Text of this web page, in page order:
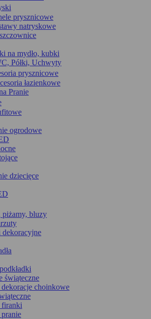
prysznicowe
natryskowe
na mydło, kubki
Półki, Uchwyty
prysznicowe
łazienkowe
Pranie
ogrodowe
dziecięce
piżamy, bluzy
dekoracyjne
świąteczne
choinkowe
firanki